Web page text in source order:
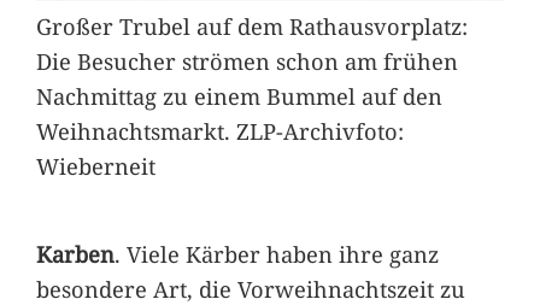
Großer Trubel auf dem Rathausvorplatz:
Die Besucher strömen schon am frühen
Nachmittag zu einem Bummel auf den
Weihnachtsmarkt. ZLP-Archivfoto:
Wieberneit
Karben. Viele Kärber haben ihre ganz
besondere Art, die Vorweihnachtszeit zu